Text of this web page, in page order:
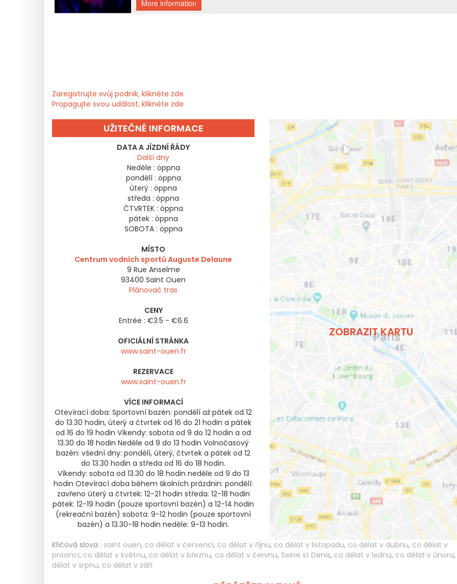
Zaregistrujte svůj podnik, klikněte zde
Propagujte svou událost, klikněte zde
UŽITEČNÉ INFORMACE
DATA A JÍZDNÍ ŘÁDY
Další dny
Neděle : öppna
pondělí : öppna
úterý : öppna
středa : öppna
ČTVRTEK : öppna
pátek : öppna
SOBOTA : öppna
MÍSTO
Centrum vodních sportů Auguste Delaune
9 Rue Anselme
93400 Saint Ouen
Plánovač tras
CENY
Entrée : €3.5 - €6.6
OFICIÁLNÍ STRÁNKA
www.saint-ouen.fr
REZERVACE
www.saint-ouen.fr
VÍCE INFORMACÍ
Otevírací doba: Sportovní bazén: pondělí až pátek od 12
do 13.30 hodin, úterý a čtvrtek od 16 do 21 hodin a pátek
od 16 do 19 hodin Víkendy: sobota od 9 do 12 hodin a od
13.30 do 18 hodin Neděle od 9 do 13 hodin Volnočasový
bazén: všední dny: pondělí, úterý, čtvrtek a pátek od 12
do 13.30 hodin a středa od 16 do 18 hodin.
Víkendy: sobota od 13.30 do 18 hodin neděle od 9 do 13
hodin Otevírací doba během školních prázdnin: pondělí:
zavřeno úterý a čtvrtek: 12-21 hodin středa: 12-18 hodin
pátek: 12-19 hodin (pouze sportovní bazén) a 12-14 hodin
(rekreační bazén) sobota: 9-12 hodin (pouze sportovní
bazén) a 13.30-18 hodin neděle: 9-13 hodin.
ZOBRAZIT KARTU
Klíčová slova : saint ouen, co dělat v červenci, co dělat v říjnu, co dělat v listopadu, co dělat v dubnu, co dělat v
prosinci, co dělat v květnu, co dělat v březnu, co dělat v červnu, Seine st Denis, co dělat v lednu, co dělat v únoru,
dělat v srpnu, co dělat v září